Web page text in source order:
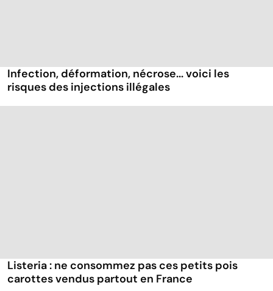
Infection, déformation, nécrose... voici les
risques des injections illégales
Listeria : ne consommez pas ces petits pois
carottes vendus partout en France